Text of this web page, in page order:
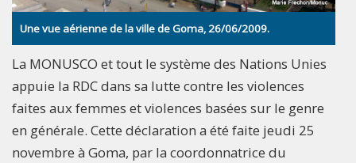
Une vue aérienne de la ville de Goma, 26/06/2009.
La MONUSCO et tout le système des Nations Unies
appuie la RDC dans sa lutte contre les violences
faites aux femmes et violences basées sur le genre
en générale. Cette déclaration a été faite jeudi 25
novembre à Goma, par la coordonnatrice du